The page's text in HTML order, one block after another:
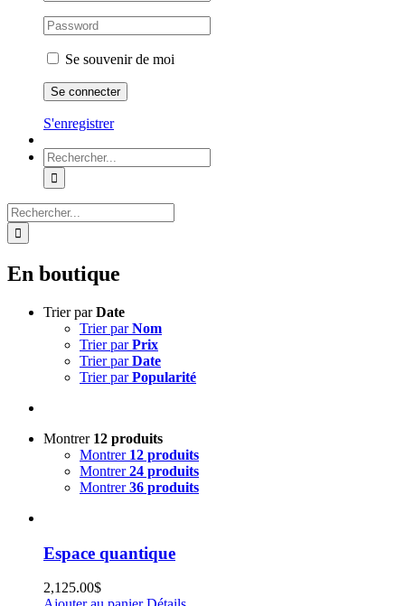
Se souvenir de moi
S'enregistrer
Rechercher:
Rechercher:
En boutique
Trier parDate
Trier parNom
Trier parPrix
Trier parDate
Trier parPopularité
Montrer 12 produits
Montrer 12 produits
Montrer24 produits
Montrer36 produits
Espace quantique
2,125.00$